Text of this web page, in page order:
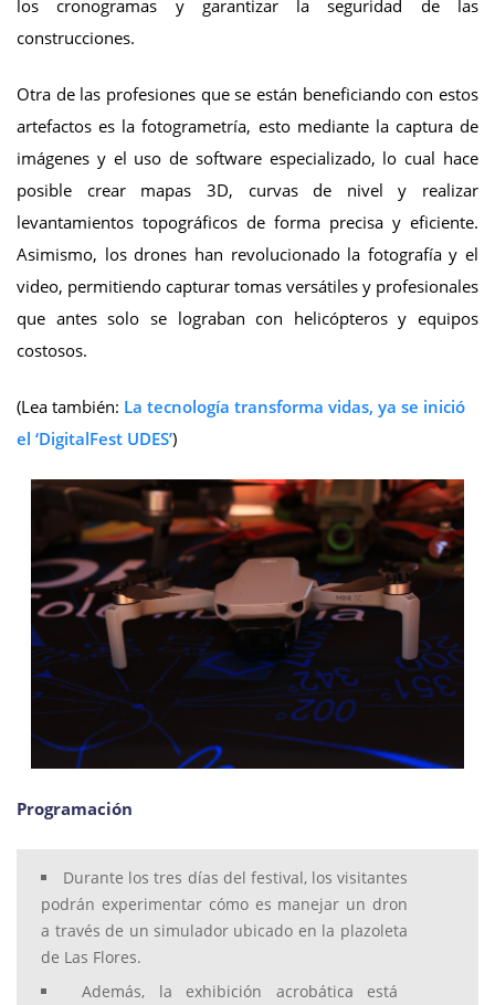
los cronogramas y garantizar la seguridad de las
construcciones.
Otra de las profesiones que se están beneficiando con estos
artefactos es la fotogrametría, esto mediante la captura de
imágenes y el uso de software especializado, lo cual hace
posible crear mapas 3D, curvas de nivel y realizar
levantamientos topográficos de forma precisa y eficiente.
Asimismo, los drones han revolucionado la fotografía y el
video, permitiendo capturar tomas versátiles y profesionales
que antes solo se lograban con helicópteros y equipos
costosos.
(Lea también: La tecnología transforma vidas, ya se inició
el ‘DigitalFest UDES’)
Programación
Durante los tres días del festival, los visitantes
podrán experimentar cómo es manejar un dron
a través de un simulador ubicado en la plazoleta
de Las Flores.
Además, la exhibición acrobática está